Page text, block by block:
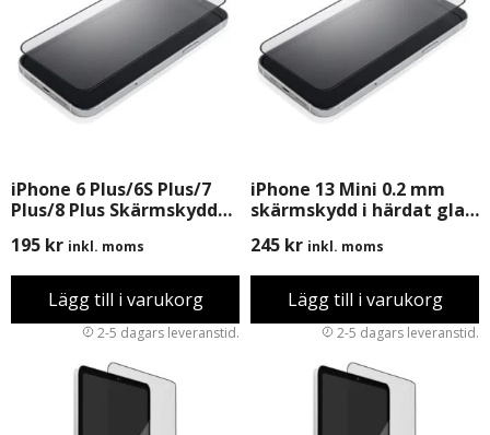
iPhone 6 Plus/6S Plus/7
Plus/8 Plus Skärmskydd
195 kr inkl. moms
Lägg till i varukorg
iPhone 13 Mini 0.2 mm
skärmskydd i härdat glas
Montering
245 kr inkl. moms
Lägg till i varukorg